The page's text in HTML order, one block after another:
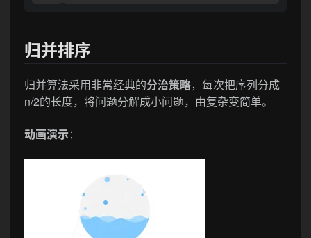
归并排序
归并算法采用非常经典的分治策略，每次把序列分成
n/2的长度，将问题分解成小问题，由复杂变简单。
动画演示：